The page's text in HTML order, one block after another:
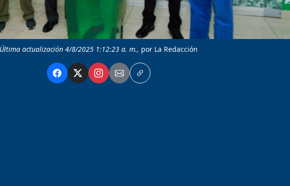
Última actualización 4/8/2025 1:12:23 a. m., por La Redacción